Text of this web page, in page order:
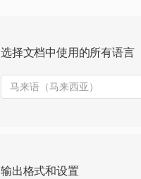
选择文档中使用的所有语言
马来语（马来西亚）
输出格式和设置